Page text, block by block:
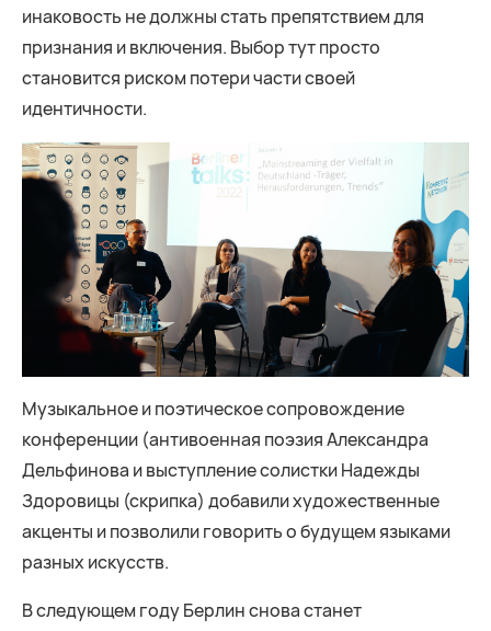
инаковость не должны стать препятствием для
признания и включения. Выбор тут просто
становится риском потери части своей
идентичности.
Музыкальное и поэтическое сопровождение
конференции (антивоенная поэзия Александра
Дельфинова и выступление солистки Надежды
Здоровицы (скрипка) добавили художественные
акценты и позволили говорить о будущем языками
разных искусств.
В следующем году Берлин снова станет